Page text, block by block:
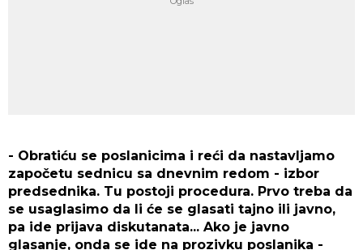
- Obratiću se poslanicima i reći da nastavljamo
započetu sednicu sa dnevnim redom - izbor
predsednika. Tu postoji procedura. Prvo treba da
se usaglasimo da li će se glasati tajno ili javno,
pa ide prijava diskutanata... Ako je javno
glasanje, onda se ide na prozivku poslanika -